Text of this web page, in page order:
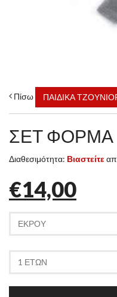
Πίσω ΠΑΙΔΙΚΑ
ΣΕΤ ΦΟΡΜΑ
Διαθεσιμότητα: Βιαστείτε
€14,00